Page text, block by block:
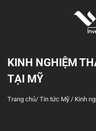
KINH NGHIỆM
TẠI MỸ
Trang chủ/ Tin tức Mỹ / Kinh